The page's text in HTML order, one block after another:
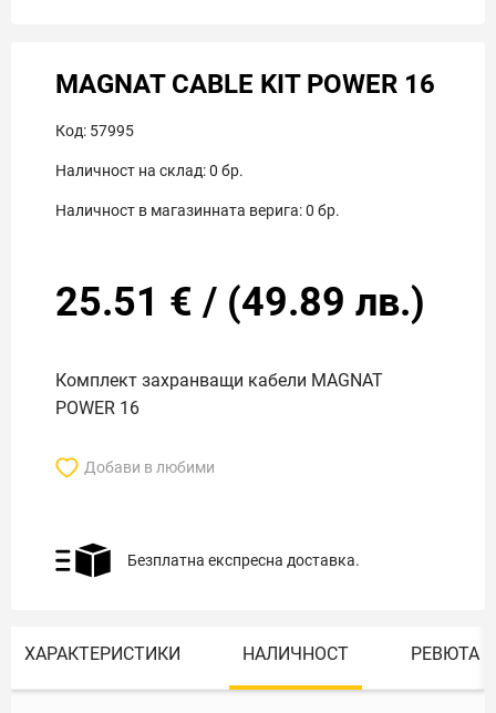
MAGNAT CABLE KIT POWER 16
Код: 57995
Наличност на склад:0 бр.
Наличност в магазинната верига:0 бр.
25.51 € / (49.89 лв.)
Комплект захранващи кабели MAGNAT
POWER 16
Добави в любими
Безплатна експресна доставка.
ХАРАКТЕРИСТИКИ НАЛИЧНОСТ РЕВЮТА